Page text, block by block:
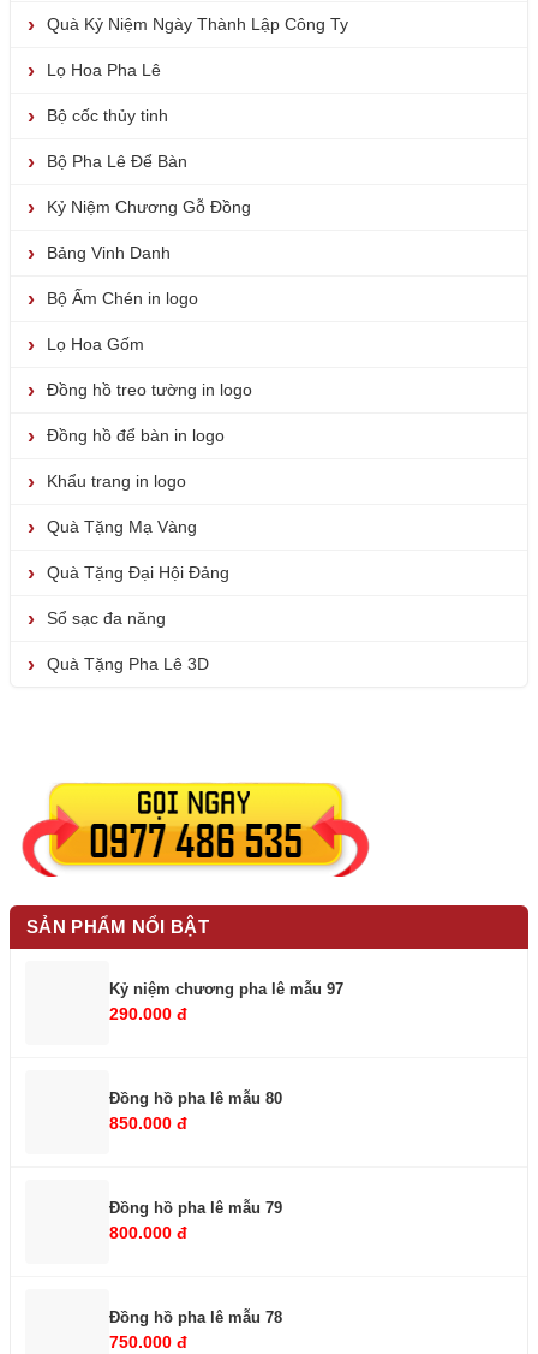
Quà Kỷ Niệm Ngày Thành Lập Công Ty
Lọ Hoa Pha Lê
Bộ cốc thủy tinh
Bộ Pha Lê Để Bàn
Kỷ Niệm Chương Gỗ Đồng
Bảng Vinh Danh
Bộ Ấm Chén in logo
Lọ Hoa Gốm
Đồng hồ treo tường in logo
Đồng hồ để bàn in logo
Khẩu trang in logo
Quà Tặng Mạ Vàng
Quà Tặng Đại Hội Đảng
Sổ sạc đa năng
Quà Tặng Pha Lê 3D
SẢN PHẨM NỔI BẬT
Kỷ niệm chương pha lê mẫu 97
290.000 đ
Đồng hồ pha lê mẫu 80
850.000 đ
Đồng hồ pha lê mẫu 79
800.000 đ
Đồng hồ pha lê mẫu 78
750.000 đ